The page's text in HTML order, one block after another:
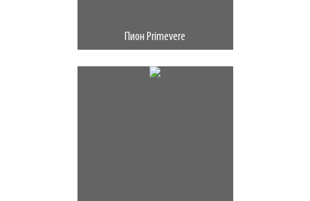
Пион Primevere